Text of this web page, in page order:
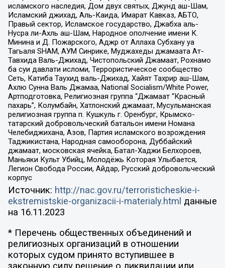
исламского наследия, Дом двух святых, Джунд аш-Шам,
Исламский джихад, Аль-Каида, Имарат Кавказ, АБТО,
Правый сектор, Исламское государство, Джабха аль-
Нусра ли-Ахль аш-Шам, Народное ополчение имени К.
Минина и Д. Пожарского, Аджр от Аллаха Субхану уа
Тагьаля SHAM, АУМ Синрике, Муджахеды джамаата Ат-
Тавхида Валь-Джихад, Чистопольский Джамаат, Рохнамо
ба суи давлати исломи, Террористическое сообщество
Сеть, Катиба Таухид валь-Джихад, Хайят Тахрир аш-Шам,
Ахлю Сунна Валь Джамаа, National Socialism/White Power,
Артподготовка, Религиозная группа “Джамаат “Красный
пахарь”, Колумбайн, Хатлонский джамаат, Мусульманская
религиозная группа п. Кушкуль г. Оренбург, Крымско-
татарский добровольческий батальон имени Номана
Челебиджихана, Азов, Партия исламского возрождения
Таджикистана, Народная самооборона, Дуббайский
джамаат, московская ячейка, Батал-Хаджи Белхороев,
Маньяки Культ Убийц, Молодёжь Которая Улыбается,
Легион Свобода России, Айдар, Русский добровольческий
корпус
Источник: http://nac.gov.ru/terroristicheskie-i-
ekstremistskie-organizacii-i-materialy.html данные
на 16.11.2023
* Перечень общественных объединений и
религиозных организаций в отношении
которых судом принято вступившее в